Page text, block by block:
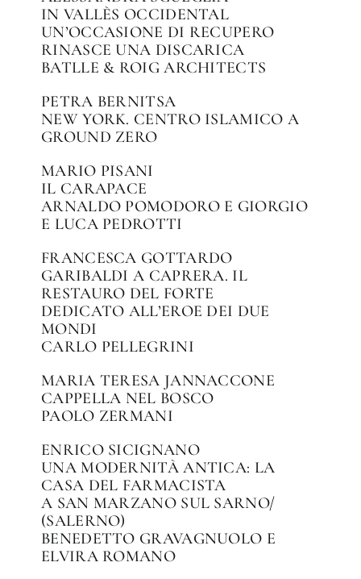
IN VALLÈS OCCIDENTAL
UN’OCCASIONE DI RECUPERO
RINASCE UNA DISCARICA
BATLLE & ROIG ARCHITECTS
PETRA BERNITSA
NEW YORK. CENTRO ISLAMICO A
GROUND ZERO
MARIO PISANI
IL CARAPACE
ARNALDO POMODORO E GIORGIO
E LUCA PEDROTTI
FRANCESCA GOTTARDO
GARIBALDI A CAPRERA. IL
RESTAURO DEL FORTE
DEDICATO ALL’EROE DEI DUE
MONDI
CARLO PELLEGRINI
MARIA TERESA JANNACCONE
CAPPELLA NEL BOSCO
PAOLO ZERMANI
ENRICO SICIGNANO
UNA MODERNITÀ ANTICA: LA
CASA DEL FARMACISTA
A SAN MARZANO SUL SARNO/
(SALERNO)
BENEDETTO GRAVAGNUOLO E
ELVIRA ROMANO